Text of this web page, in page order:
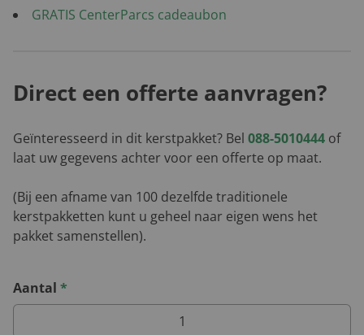
GRATIS CenterParcs cadeaubon
Direct een offerte aanvragen?
Geïnteresseerd in dit kerstpakket? Bel 088-5010444 of
laat uw gegevens achter voor een offerte op maat.
(Bij een afname van 100 dezelfde traditionele
kerstpakketten kunt u geheel naar eigen wens het
pakket samenstellen).
Aantal *